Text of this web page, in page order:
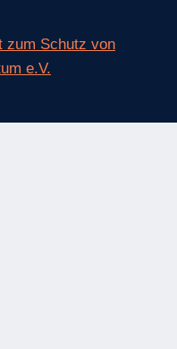
zum Schutz von
e.V.